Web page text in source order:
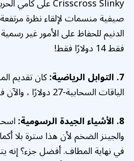
صيفية منسمات لإلقاء نظرة
فقط 14 دولارًا فقط!
7. التوابل الرياضية:
كان تقديم
الياقات السحابية-27 دولارًا ، والآن فقط 15 دولارًا فقط!
8. الأشياء الجيدة الرسومية:
والجينز الضخم لأن هذا سترة بلا
في نهاية المطاف. أفضل جزء؟ إنه